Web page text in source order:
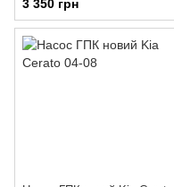
3 350 грн